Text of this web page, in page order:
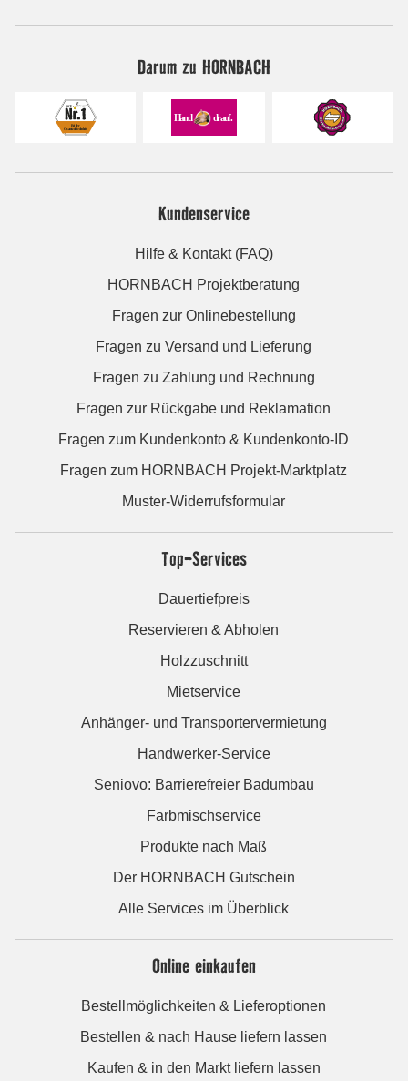
Darum zu HORNBACH
Kundenservice
Hilfe & Kontakt (FAQ)
HORNBACH Projektberatung
Fragen zur Onlinebestellung
Fragen zu Versand und Lieferung
Fragen zu Zahlung und Rechnung
Fragen zur Rückgabe und Reklamation
Fragen zum Kundenkonto & Kundenkonto-ID
Fragen zum HORNBACH Projekt-Marktplatz
Muster-Widerrufsformular
Top-Services
Dauertiefpreis
Reservieren & Abholen
Holzzuschnitt
Mietservice
Anhänger- und Transportervermietung
Handwerker-Service
Seniovo: Barrierefreier Badumbau
Farbmischservice
Produkte nach Maß
Der HORNBACH Gutschein
Alle Services im Überblick
Online einkaufen
Bestellmöglichkeiten & Lieferoptionen
Bestellen & nach Hause liefern lassen
Kaufen & in den Markt liefern lassen